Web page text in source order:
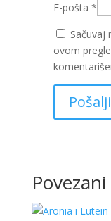
E-pošta *
Sačuvaj
ovom